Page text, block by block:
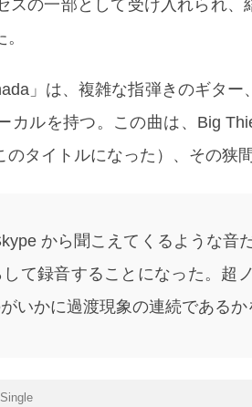
スの一部として受け入れられ、
」は、複雑な指弾きのギター
カルを持つ。この曲は、Big
タイトルになった）、その狭
から聞こえてくるような音
て録音することになった。超
いかに過渡現象の連続であるか